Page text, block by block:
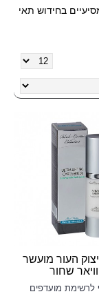
בחידוש תאי
העור מועשר
שחור
לרשימת מועדפים